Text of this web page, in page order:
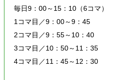
毎日9：00～15：10（6コマ）
1コマ目／9：00～9：45
2コマ目／9：55～10：40
3コマ目／10：50～11：35
4コマ目／11：45～12：30